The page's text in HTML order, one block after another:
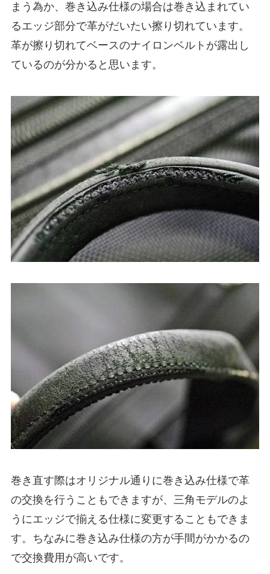
まう為か、巻き込み仕様の場合は巻き込まれてい
るエッジ部分で革がだいたい擦り切れています。
革が擦り切れてベースのナイロンベルトが露出し
ているのが分かると思います。
巻き直す際はオリジナル通りに巻き込み仕様で革
の交換を行うこともできますが、三角モデルのよ
うにエッジで揃える仕様に変更することもできま
す。ちなみに巻き込み仕様の方が手間がかかるの
で交換費用が高いです。